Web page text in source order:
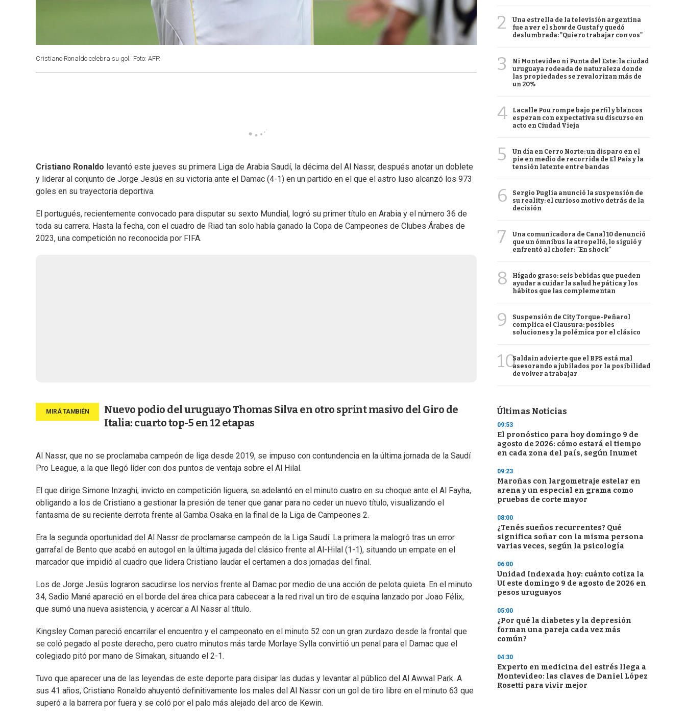
Cristiano Ronaldo celebra su gol. Foto: AFP.
Cristiano Ronaldo levantó este jueves su primera Liga de Arabia Saudí, la décima del Al Nassr, después anotar un doblete
y liderar al conjunto de Jorge Jesús en su victoria ante el Damac (4-1) en un partido en el que el astro luso alcanzó los 973
goles en su trayectoria deportiva.
El portugués, recientemente convocado para disputar su sexto Mundial, logró su primer título en Arabia y el número 36 de
toda su carrera. Hasta la fecha, con el cuadro de Riad tan solo había ganado la Copa de Campeones de Clubes Árabes de
2023, una competición no reconocida por FIFA.
Nuevo podio del uruguayo Thomas Silva en otro sprint masivo del Giro de
Italia: cuarto top-5 en 12 etapas
Al Nassr, que no se proclamaba campeón de liga desde 2019, se impuso con contundencia en la última jornada de la Saudí
Pro League, a la que llegó líder con dos puntos de ventaja sobre el Al Hilal.
El que dirige Simone Inzaghi, invicto en competición liguera, se adelantó en el minuto cuatro en su choque ante el Al Fayha,
obligando a los de Cristiano a gestionar la presión de tener que ganar para no ceder un nuevo título, visualizando el
fantasma de su reciente derrota frente al Gamba Osaka en la final de la Liga de Campeones 2.
Era la segunda oportunidad del Al Nassr de proclamarse campeón de la Liga Saudí. La primera la malogró tras un error
garrafal de Bento que acabó en autogol en la última jugada del clásico frente al Al-Hilal (1-1), situando un empate en el
marcador que impidió al cuadro que lidera Cristiano laudar el certamen a dos jornadas del final.
Los de Jorge Jesús lograron sacudirse los nervios frente al Damac por medio de una acción de pelota quieta. En el minuto
34, Sadio Mané apareció en el borde del área chica para cabecear a la red rival un tiro de esquina lanzado por Joao Félix,
que sumó una nueva asistencia, y acercar a Al Nassr al título.
Kingsley Coman pareció encarrilar el encuentro y el campeonato en el minuto 52 con un gran zurdazo desde la frontal que
se coló pegado al poste derecho, pero cuatro minutos más tarde Morlaye Sylla convirtió un penal para el Damac que el
colegiado pitó por mano de Simakan, situando el 2-1.
Tuvo que aparecer una de las leyendas de este deporte para disipar las dudas y levantar al público del Al Awwal Park. A
sus 41 años, Cristiano Ronaldo ahuyentó definitivamente los males del Al Nassr con un gol de tiro libre en el minuto 63 que
superó a la barrera por fuera y se coló por el palo más alejado del arco de Kewin.
2
Una estrella de la televisión argentina
fue a ver el show de Gustaf y quedó
deslumbrada: "Quiero trabajar con vos"
3
Ni Montevideo ni Punta del Este: la ciudad
uruguaya rodeada de naturaleza donde
las propiedades se revalorizan más de
un 20%
4
Lacalle Pou rompe bajo perfil y blancos
esperan con expectativa su discurso en
acto en Ciudad Vieja
5
Un día en Cerro Norte: un disparo en el
pie en medio de recorrida de El País y la
tensión latente entre bandas
6
Sergio Puglia anunció la suspensión de
su reality: el curioso motivo detrás de la
decisión
7
Una comunicadora de Canal 10 denunció
que un ómnibus la atropelló, lo siguió y
enfrentó al chofer: "En shock"
8
Hígado graso: seis bebidas que pueden
ayudar a cuidar la salud hepática y los
hábitos que las complementan
9
Suspensión de City Torque-Peñarol
complica el Clausura: posibles
soluciones y la polémica por el clásico
10Saldain advierte que el BPS está mal
asesorando a jubilados por la posibilidad
de volver a trabajar
Últimas Noticias
09:53
El pronóstico para hoy domingo 9 de
agosto de 2026: cómo estará el tiempo
en cada zona del país, según Inumet
09:23
Maroñas con largometraje estelar en
arena y un especial en grama como
pruebas de corte mayor
08:00
¿Tenés sueños recurrentes? Qué
significa soñar con la misma persona
varias veces, según la psicología
06:00
Unidad Indexada hoy: cuánto cotiza la
UI este domingo 9 de agosto de 2026 en
pesos uruguayos
05:00
¿Por qué la diabetes y la depresión
forman una pareja cada vez más
común?
04:30
Experto en medicina del estrés llega a
Montevideo: las claves de Daniel López
Rosetti para vivir mejor